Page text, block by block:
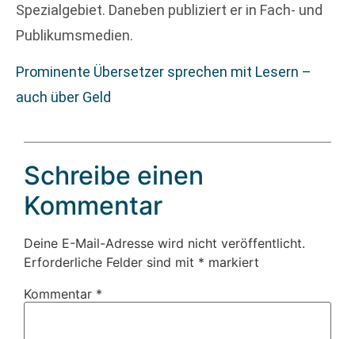
Spezialgebiet. Daneben publiziert er in Fach- und
Publikumsmedien.
Prominente Übersetzer sprechen mit Lesern –
auch über Geld
Schreibe einen
Kommentar
Deine E-Mail-Adresse wird nicht veröffentlicht.
Erforderliche Felder sind mit * markiert
Kommentar *